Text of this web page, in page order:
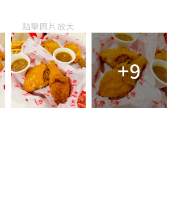
點擊圖片放大
+9